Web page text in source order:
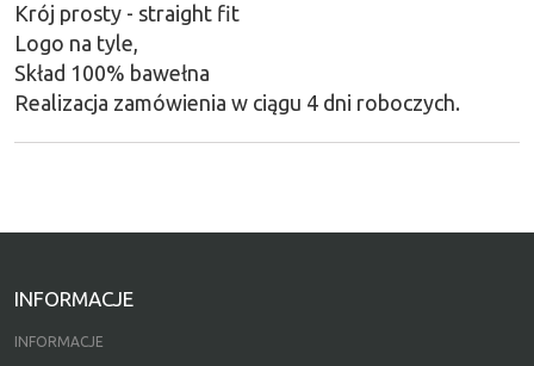
Krój prosty - straight fit
Logo na tyle,
Skład 100% bawełna
Realizacja zamówienia w ciągu 4 dni roboczych.
INFORMACJE
INFORMACJE